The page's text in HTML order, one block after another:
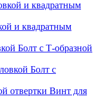
и квадратным
Болт с Т-образной
Болт с
Винт для